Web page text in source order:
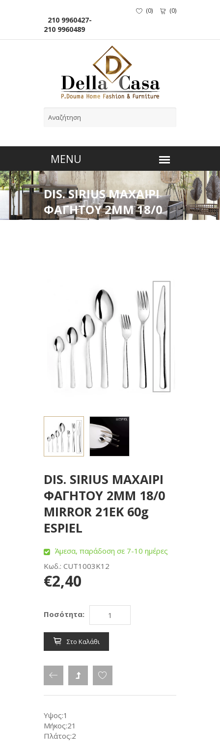
210 9960427-
210 9960489
(0) (0)
DIS. SIRIUS ΜΑΧΑΙΡΙ
ΦΑΓΗΤΟΥ 2MM 18/0
MIRROR 21ΕΚ 60g
DIS. SIRIUS ΜΑΧΑΙΡΙ
ΦΑΓΗΤΟΥ 2MM 18/0
MIRROR 21ΕΚ 60g
ESPIEL
Άμεσα, παράδοση σε 7-10 ημέρες
Κωδ.: CUT1003K12
€2,40
Ποσότητα:
Στο Καλάθι
Υψος:1
Μήκος:21
Πλάτος:2